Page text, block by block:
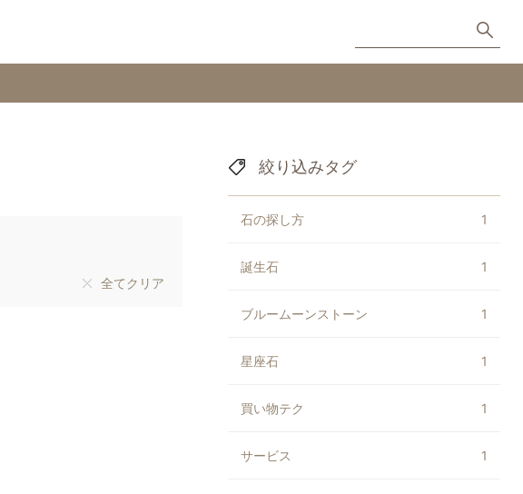
全てクリア
絞り込みタグ
石の探し方 1
誕生石 1
ブルームーンストーン 1
星座石 1
買い物テク 1
サービス 1